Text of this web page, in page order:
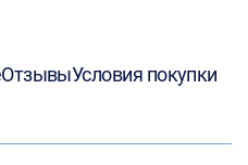
ОтзывыУсловия покупки